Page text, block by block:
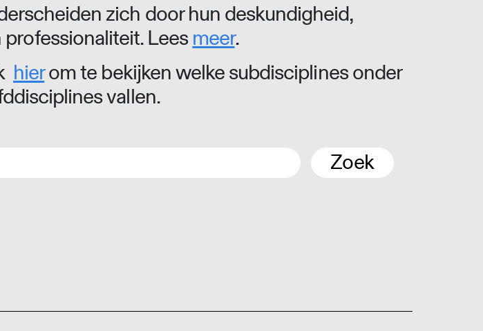
zich door hun deskundigheid,
Leesmeer.
hierom te bekijken welke subdisciplines onder
vallen.
Zoek